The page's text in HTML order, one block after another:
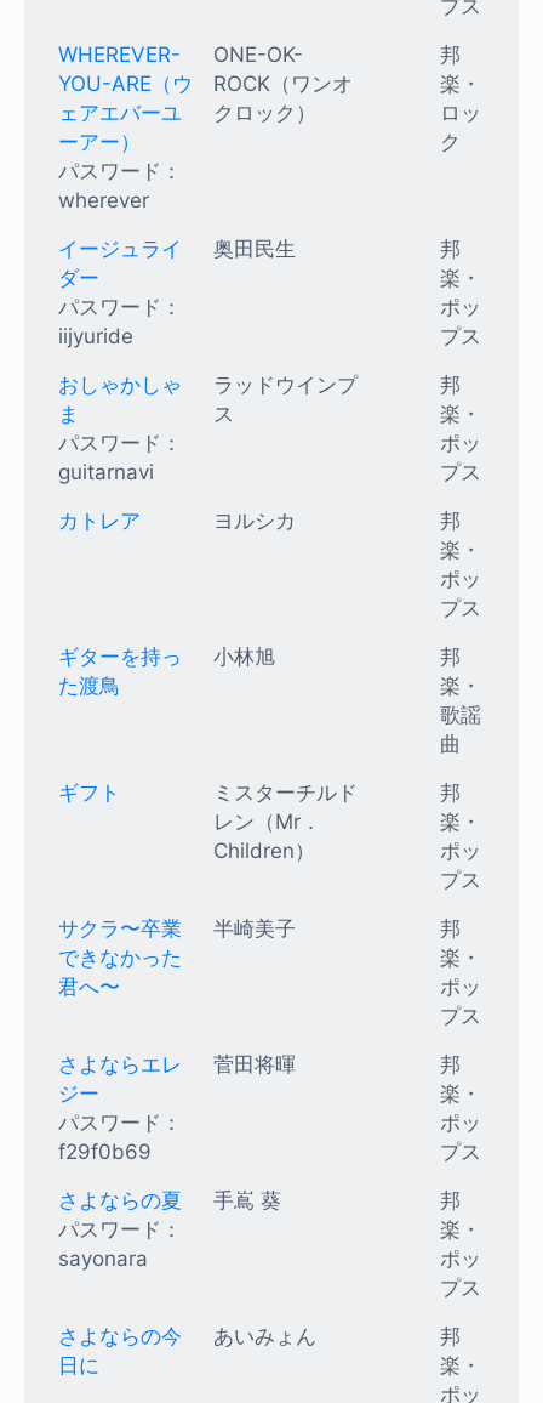
プス
WHEREVER-
YOU-ARE（ウ
ェアエバーユ
ーアー）
パスワード：
wherever
ONE-OK-
ROCK（ワンオ
クロック）
邦
楽・
ロッ
ク
イージュライ
ダー
パスワード：
iijyuride
奥田民生
邦
楽・
ポッ
プス
おしゃかしゃ
ま
パスワード：
guitarnavi
ラッドウインプ
ス
邦
楽・
ポッ
プス
カトレア
ヨルシカ
邦
楽・
ポッ
プス
ギターを持っ
た渡鳥
小林旭
邦
楽・
歌謡
曲
ギフト
ミスターチルド
レン（Mr．
Children）
邦
楽・
ポッ
プス
サクラ〜卒業
できなかった
君へ〜
半崎美子
邦
楽・
ポッ
プス
さよならエレ
ジー
パスワード：
f29f0b69
菅田将暉
邦
楽・
ポッ
プス
さよならの夏
パスワード：
sayonara
手嶌 葵
邦
楽・
ポッ
プス
さよならの今
日に
あいみょん
邦
楽・
ポッ